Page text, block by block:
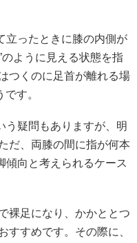
立ったときに膝の内側が
ように見える状態を指
つくのに足首が離れる場
す。
う疑問もありますが、明
だ、両膝の間に指が何本
傾向と考えられるケース
裸足になり、かかととつ
すすめです。その際に、